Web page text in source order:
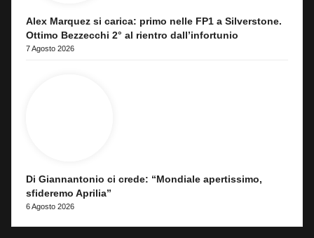
Alex Marquez si carica: primo nelle FP1 a Silverstone.
Ottimo Bezzecchi 2° al rientro dall’infortunio
7 Agosto 2026
Di Giannantonio ci crede: “Mondiale apertissimo,
sfideremo Aprilia”
6 Agosto 2026